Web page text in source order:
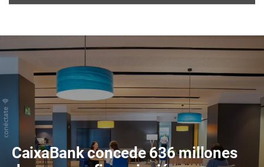
CaixaBank concede 636 millones